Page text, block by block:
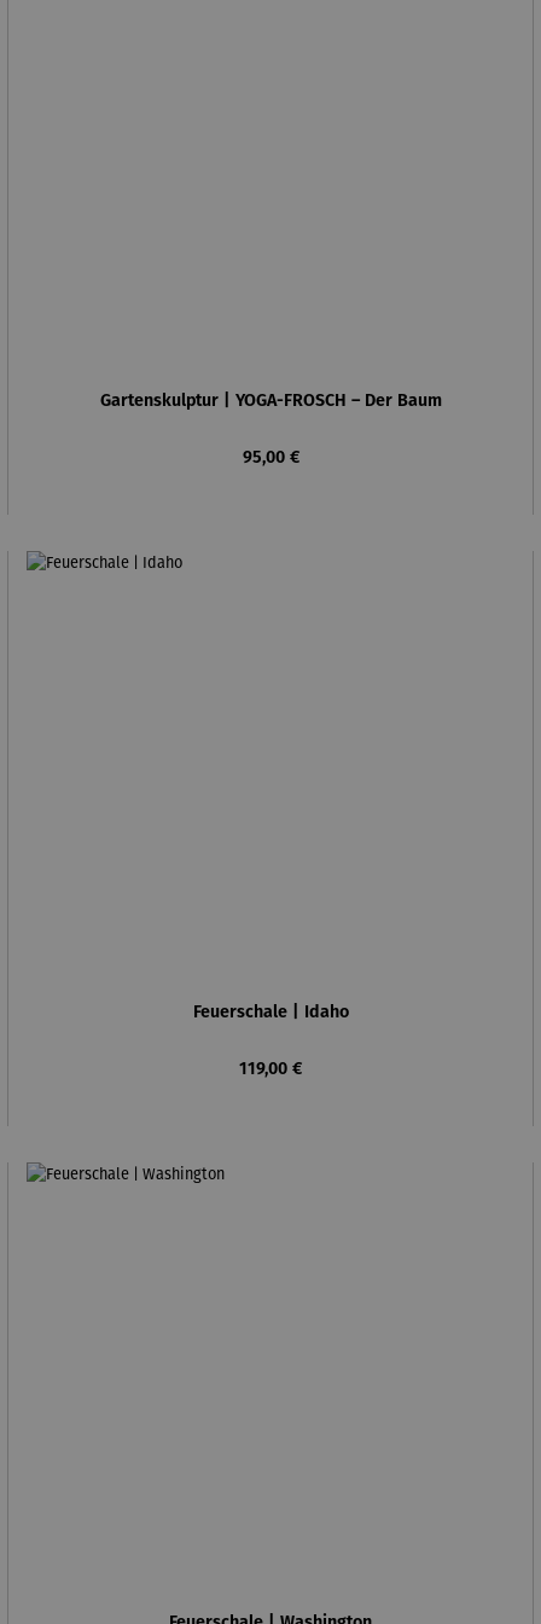
Gartenskulptur | YOGA-FROSCH – Der Baum
Regulärer Preis:
95,00 €
Feuerschale | Idaho
Regulärer Preis:
119,00 €